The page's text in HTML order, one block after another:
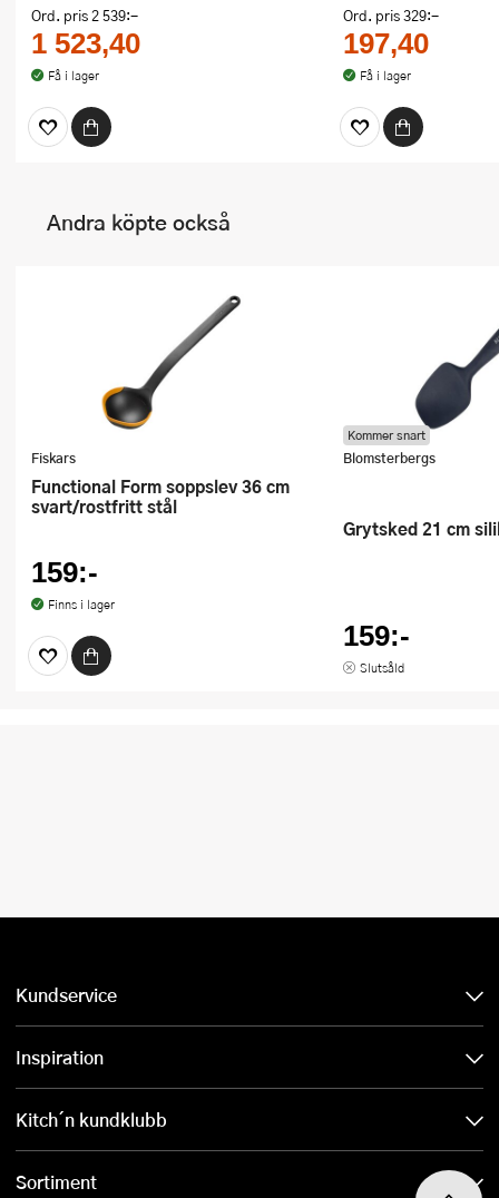
Ord. pris2 539:-
1 523,40
Få i lager
Ord. pris329:-
197,40
Få i lager
Andra köpte också
Fiskars
Functional Form soppslev 36 cm
svart/rostfritt stål
159:-
Finns i lager
Kommer snart
Blomsterbergs
Grytsked 21 cm
159:-
Slutsåld
Kundservice
Inspiration
Kitch´n kundklubb
Sortiment